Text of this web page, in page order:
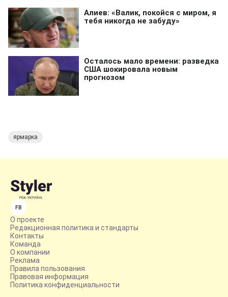
ярмарка
FB
О проекте
Редакционная политика и стандарты
Контакты
Команда
О компании
Реклама
Правила пользования
Правовая информация
Политика конфиденциальности